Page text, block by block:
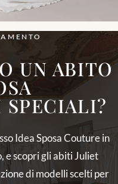
UN ABITO
SPECIALI?
Idea Sposa Couture in
e scopri gli abiti Juliet
di modelli scelti per